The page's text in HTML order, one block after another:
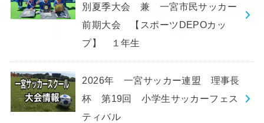
別夏季大会 兼 一宮市民サッカー
前期大会 【スポーツDEPOカッ
プ】 １年生
2026年 一宮サッカー連盟 理事長
杯 第19回 小学生サッカーフェス
ティバル